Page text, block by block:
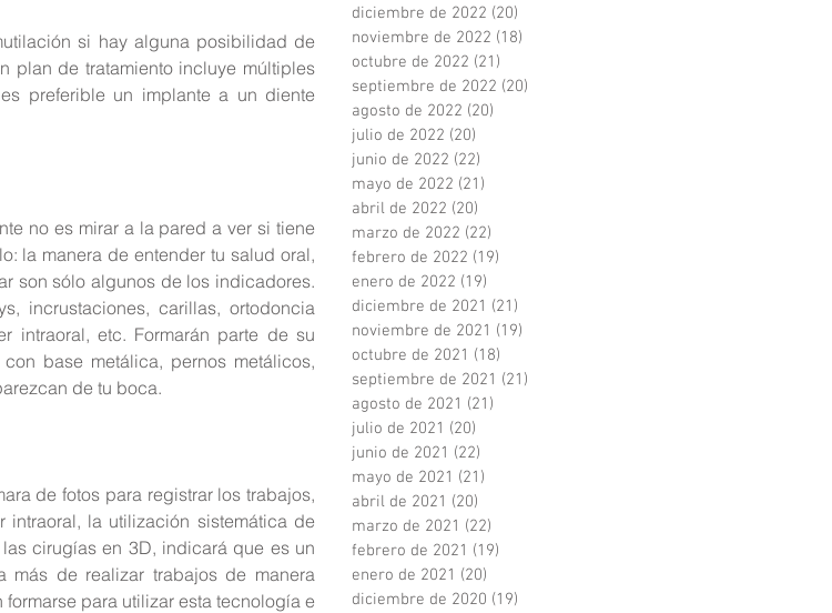
si hay alguna posibilidad de
plan de tratamiento incluye múltiples
preferible un implante a un diente
no es mirar a la pared a ver si tiene
la manera de entender tu salud oral,
son sólo algunos de los indicadores.
incrustaciones, carillas, ortodoncia
intraoral, etc. Formarán parte de su
base metálica, pernos metálicos,
de tu boca.
de fotos para registrar los trabajos,
la utilización sistemática de
cirugías en 3D, indicará que es un
más de realizar trabajos de manera
para utilizar esta tecnología e
diciembre de 2022 (20)
noviembre de 2022 (18)
octubre de 2022 (21)
septiembre de 2022 (20)
agosto de 2022 (20)
julio de 2022 (20)
junio de 2022 (22)
mayo de 2022 (21)
abril de 2022 (20)
marzo de 2022 (22)
febrero de 2022 (19)
enero de 2022 (19)
diciembre de 2021 (21)
noviembre de 2021 (19)
octubre de 2021 (18)
septiembre de 2021 (21)
agosto de 2021 (21)
julio de 2021 (20)
junio de 2021 (22)
mayo de 2021 (21)
abril de 2021 (20)
marzo de 2021 (22)
febrero de 2021 (19)
enero de 2021 (20)
diciembre de 2020 (19)